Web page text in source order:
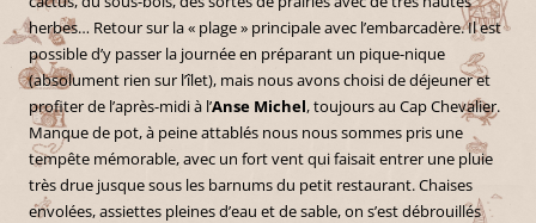
herbes… Retour sur la « plage » principale avec l’embarcadère. Il est
possible d’y passer la journée en préparant un pique-nique
(absolument rien sur l’îlet), mais nous avons choisi de déjeuner et
profiter de l’après-midi à l’Anse Michel, toujours au Cap Chevalier.
Manque de pot, à peine attablés nous nous sommes pris une
tempête mémorable, avec un fort vent qui faisait entrer une pluie
très drue jusque sous les barnums du petit restaurant. Chaises
envolées, assiettes pleines d’eau et de sable, on s’est débrouillés